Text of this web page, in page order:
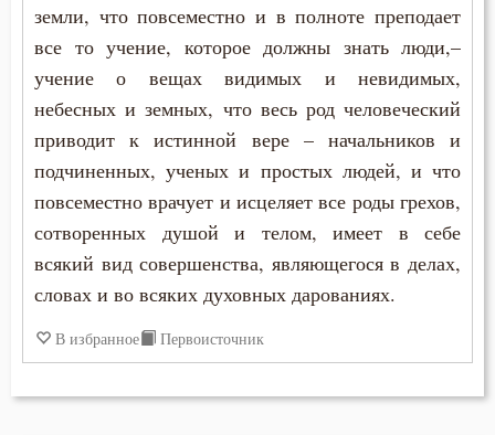
земли, что повсеместно и в полноте преподает
все то учение, которое должны знать люди,–
учение о вещах видимых и невидимых,
небесных и земных, что весь род человеческий
приводит к истинной вере – начальников и
подчиненных, ученых и простых людей, и что
повсеместно врачует и исцеляет все роды грехов,
сотворенных душой и телом, имеет в себе
всякий вид совершенства, являющегося в делах,
словах и во всяких духовных дарованиях.
В избранное Первоисточник